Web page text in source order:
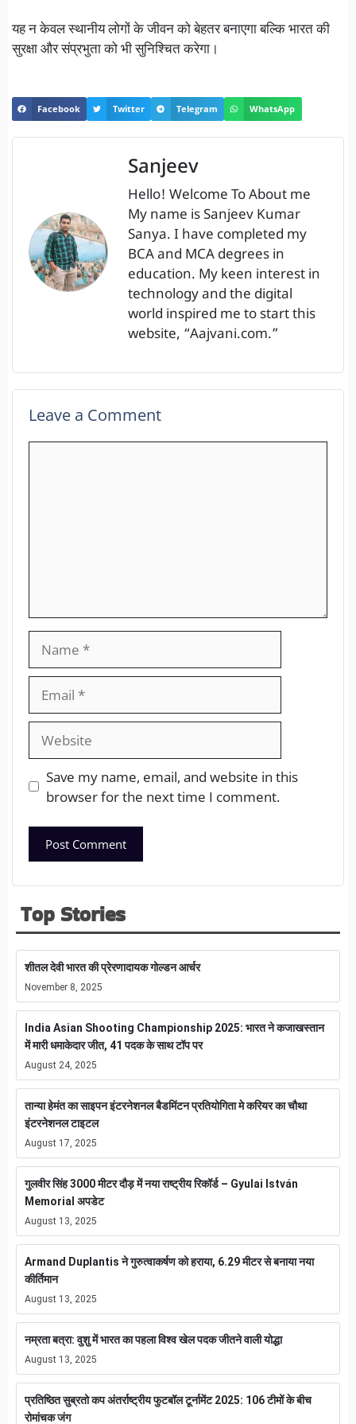
यह न केवल स्थानीय लोगों के जीवन को बेहतर बनाएगा बल्कि भारत की
सुरक्षा और संप्रभुता को भी सुनिश्चित करेगा।
Facebook Twitter Telegram WhatsApp
Sanjeev
Hello! Welcome To About me
My name is Sanjeev Kumar
Sanya. I have completed my
BCA and MCA degrees in
education. My keen interest in
technology and the digital
world inspired me to start this
website, “Aajvani.com.”
Leave a Comment
Save my name, email, and website in this
browser for the next time I comment.
Top Stories
शीतल देवी भारत की प्रेरणादायक गोल्डन आर्चर
November 8, 2025
India Asian Shooting Championship 2025: भारत ने कजाखस्तान
में मारी धमाकेदार जीत, 41 पदक के साथ टॉप पर
August 24, 2025
तान्या हेमंत का साइपन इंटरनेशनल बैडमिंटन प्रतियोगिता मे करियर का चौथा
इंटरनेशनल टाइटल
August 17, 2025
गुलवीर सिंह 3000 मीटर दौड़ में नया राष्ट्रीय रिकॉर्ड – Gyulai István
Memorial अपडेट
August 13, 2025
Armand Duplantis ने गुरुत्वाकर्षण को हराया, 6.29 मीटर से बनाया नया
कीर्तिमान
August 13, 2025
नम्रता बत्रा: वुशु में भारत का पहला विश्व खेल पदक जीतने वाली योद्धा
August 13, 2025
प्रतिष्ठित सुब्रतो कप अंतर्राष्ट्रीय फुटबॉल टूर्नामेंट 2025: 106 टीमों के बीच
रोमांचक जंग